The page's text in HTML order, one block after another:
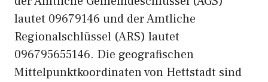
lautet 09679146 und der Amtliche
Regionalschlüssel (ARS) lautet
096795655146. Die geografischen
Mittelpunktkoordinaten von Hettstadt sind